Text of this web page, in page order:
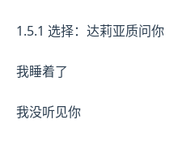
1.5.1 选择：达莉亚质问你
我睡着了
我没听见你